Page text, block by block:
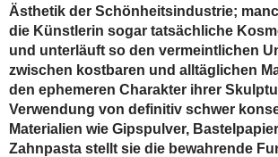
Ästhetik der Schönheitsindustrie;
die Künstlerin sogar tatsächliche
und unterläuft so den vermeintlichen
zwischen kostbaren und alltäglichen
den ephemeren Charakter ihrer
Verwendung von definitiv schwer
Materialien wie Gipspulver,
Zahnpasta stellt sie die bewahrende